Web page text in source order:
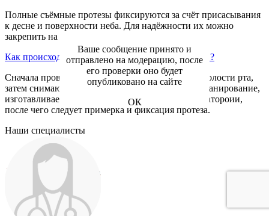
Полные съёмные протезы фиксируются за счёт присасывания
к десне и поверхности неба. Для надёжности их можно
закрепить на имплантах.
Как происходит процедура протезирования зубов?
Сначала проводится диагностика и подготовка полости рта,
затем снимаются слепки, либо проводится 3D- сканирование,
изготавливается протез в зуботехнической лаборатороии,
после чего следует примерка и фиксация протеза.
Наши специалисты
Ваше сообщение принято и
отправлено на модерацию, после
его проверки оно будет
опубликовано на сайте
ОК